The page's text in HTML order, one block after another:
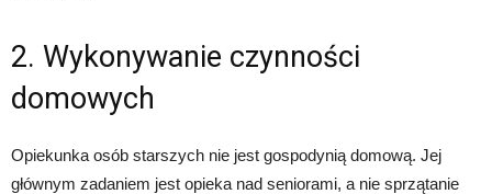
2. Wykonywanie czynności
domowych
Opiekunka osób starszych nie jest gospodynią domową. Jej
głównym zadaniem jest opieka nad seniorami, a nie sprzątanie